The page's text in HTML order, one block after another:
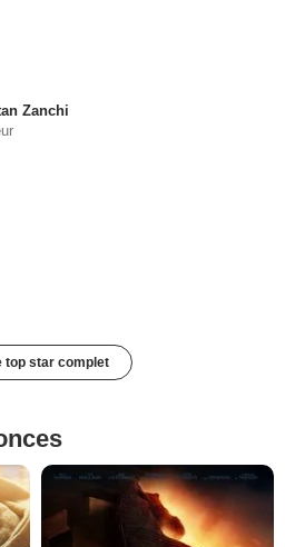
Zanchi
top star complet